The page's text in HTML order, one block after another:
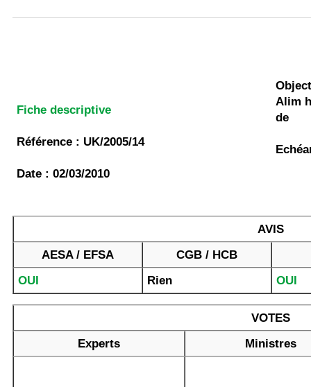
Fiche descriptive
Référence : UK/2005/14
Date : 02/03/2010
Alim
de
AVIS
AESA / EFSA
CGB / HCB
OUI
Rien OUI
VOTES
Experts
Ministres